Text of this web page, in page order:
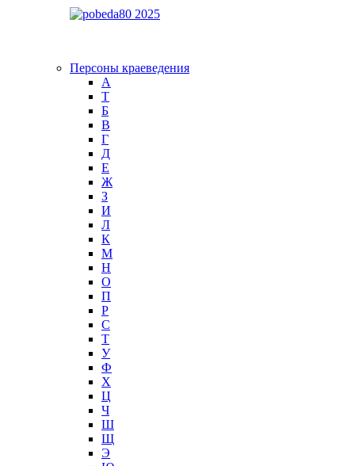
Персоны краеведения
А
T
Б
В
Г
Д
Е
Ж
З
И
Л
К
М
Н
О
П
Р
С
Т
У
Ф
Х
Ц
Ч
Ш
Щ
Э